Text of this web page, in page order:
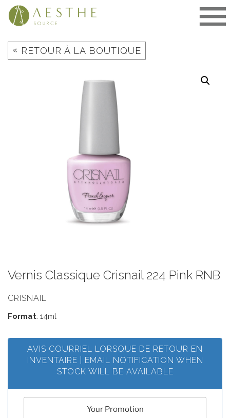
Aller
« RETOUR À LA BOUTIQUE
Vernis Classique Crisnail 224 Pink RNB
CRISNAIL
Format: 14ml
AVIS COURRIEL LORSQUE DE RETOUR EN
INVENTAIRE | EMAIL NOTIFICATION WHEN
STOCK WILL BE AVAILABLE